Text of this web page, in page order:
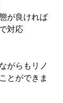
が良ければ
対応
がらもリノ
とができま